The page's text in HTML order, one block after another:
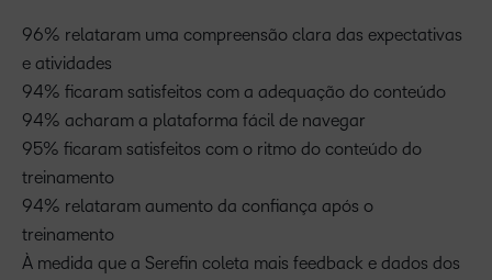
96% relataram uma compreensão clara das expectativas
e atividades
94% ficaram satisfeitos com a adequação do conteúdo
94% acharam a plataforma fácil de navegar
95% ficaram satisfeitos com o ritmo do conteúdo do
treinamento
94% relataram aumento da confiança após o
treinamento
À medida que a Serefin coleta mais feedback e dados dos